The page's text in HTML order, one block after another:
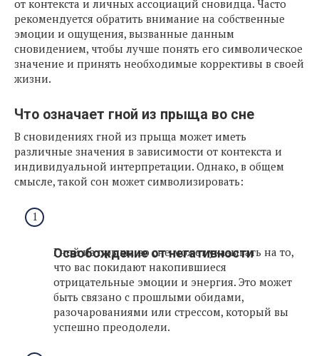
от контекста и личных ассоциаций сновидца. Часто
рекомендуется обратить внимание на собственные
эмоции и ощущения, вызванные данным
сновидением, чтобы лучше понять его символическое
значение и принять необходимые коррективы в своей
жизни.
Что означает гной из прыща во сне
В сновидениях гной из прыща может иметь
различные значения в зависимости от контекста и
индивидуальной интерпретации. Однако, в общем
смысле, такой сон может символизировать:
Освобождение от негативности
Гной из прыща во сне может указывать на то,
что вас покидают накопившиеся
отрицательные эмоции и энергия. Это может
быть связано с прошлыми обидами,
разочарованиями или стрессом, который вы
успешно преодолели.